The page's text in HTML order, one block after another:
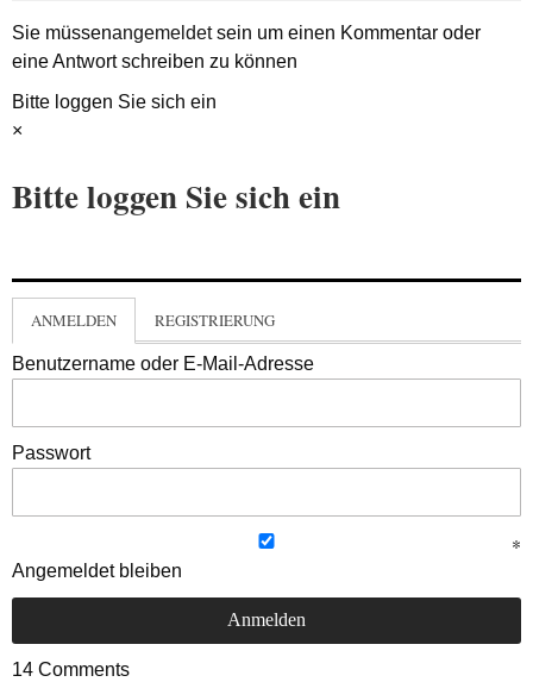
Sie müssenangemeldetsein um einen Kommentar oder
eine Antwort schreiben zu können
Bitte loggen Sie sich ein
×
Bitte loggen Sie sich ein
ANMELDEN REGISTRIERUNG
Benutzername oder E-Mail-Adresse
Passwort
Angemeldet bleiben
14 Comments